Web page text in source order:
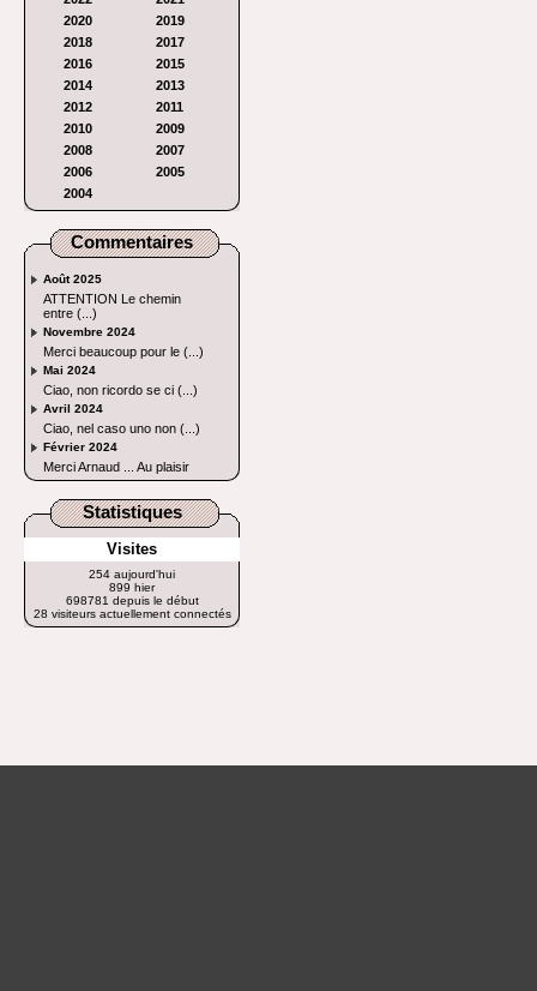
2020
2019
2018
2017
2016
2015
2014
2013
2012
2011
2010
2009
2008
2007
2006
2005
2004
Commentaires
Août 2025
ATTENTION Le chemin
entre (...)
Novembre 2024
Merci beaucoup pour le (...)
Mai 2024
Ciao, non ricordo se ci (...)
Avril 2024
Ciao, nel caso uno non (...)
Février 2024
Merci Arnaud ... Au plaisir
Statistiques
Visites
254 aujourd'hui
899 hier
698781 depuis le début
28 visiteurs actuellement connectés